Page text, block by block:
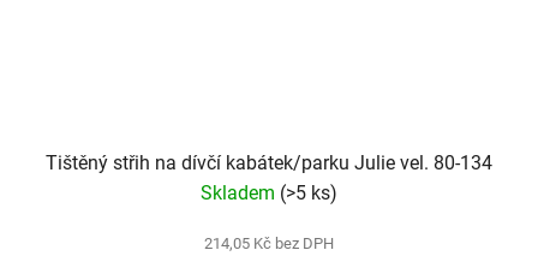
Tištěný střih na dívčí kabátek/parku Julie vel. 80-134
Skladem (>5 ks)
214,05 Kč bez DPH